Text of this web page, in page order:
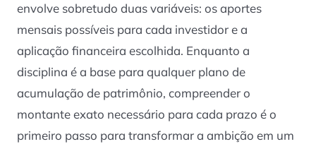
envolve sobretudo duas variáveis: os aportes
mensais possíveis para cada investidor e a
aplicação financeira escolhida. Enquanto a
disciplina é a base para qualquer plano de
acumulação de patrimônio, compreender o
montante exato necessário para cada prazo é o
primeiro passo para transformar a ambição em um